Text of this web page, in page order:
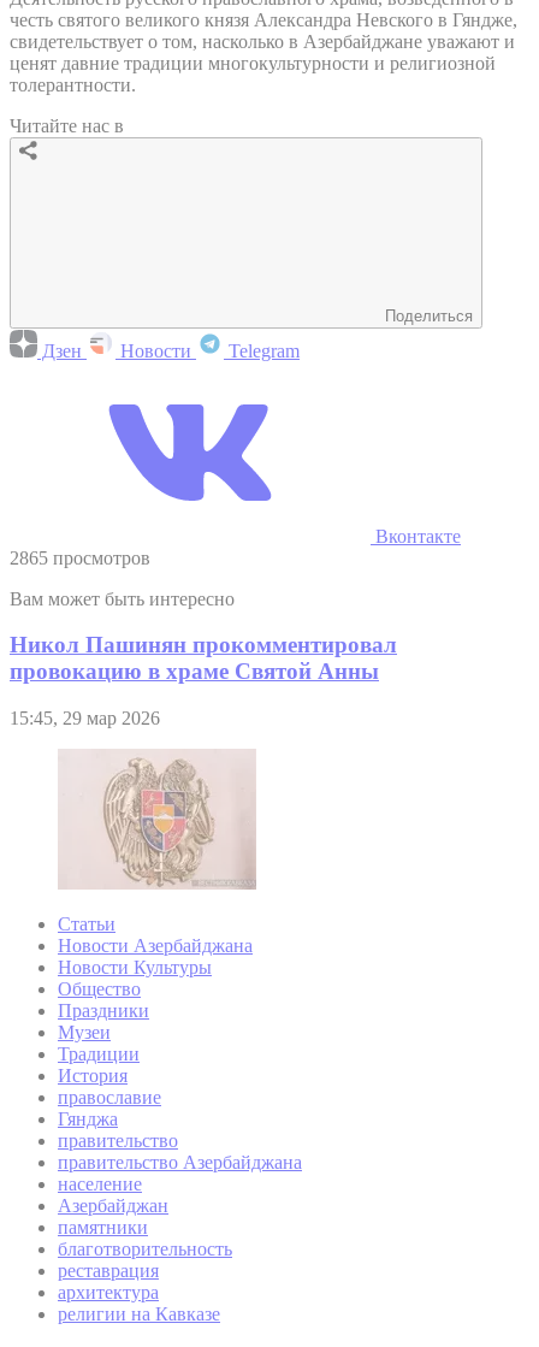
честь святого великого князя Александра Невского в Гяндже,
свидетельствует о том, насколько в Азербайджане уважают и
ценят давние традиции многокультурности и религиозной
толерантности.
Читайте нас в
Поделиться
Дзен Новости Telegram
Вконтакте
2865 просмотров
Вам может быть интересно
Никол Пашинян прокомментировал
провокацию в храме Святой Анны
15:45, 29 мар 2026
Статьи
Новости Азербайджана
Новости Культуры
Общество
Праздники
Музеи
Традиции
История
православие
Гянджа
правительство
правительство Азербайджана
население
Азербайджан
памятники
благотворительность
реставрация
архитектура
религии на Кавказе